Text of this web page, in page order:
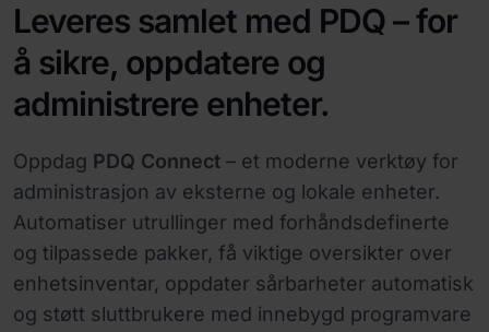
Leveres samlet med PDQ – for
å sikre, oppdatere og
administrere enheter.
Oppdag PDQ Connect – et moderne verktøy for
administrasjon av eksterne og lokale enheter.
Automatiser utrullinger med forhåndsdefinerte
og tilpassede pakker, få viktige oversikter over
enhetsinventar, oppdater sårbarheter automatisk
og støtt sluttbrukere med innebygd programvare